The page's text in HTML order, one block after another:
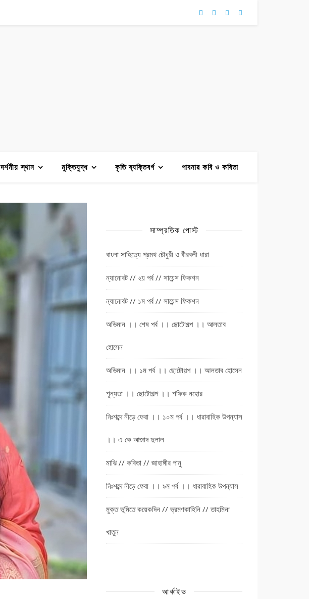
দর্শনীয় স্থান মুক্তিযুদ্ধ কৃতি ব্যক্তিবর্গ পাবনার কবি ও কবিতা
সাম্প্রতিক পোস্ট
বাংলা সাহিত্যে প্রমথ চৌধুরী ও বীরবলী ধারা
ন্যানোবট // ২য় পর্ব // সায়েন্স ফিকশন
ন্যানোবট // ১ম পর্ব // সায়েন্স ফিকশন
অভিমান ।। শেষ পর্ব ।। ছোটোগল্প ।। আলতাব
হোসেন
অভিমান ।। ১ম পর্ব ।। ছোটোগল্প ।। আলতাব হোসেন
শূন্যতা ।। ছোটোগল্প ।। শফিক নহোর
নিঃশব্দে নীড়ে ফেরা ।। ১০ম পর্ব ।। ধারাবাহিক উপন্যাস
।। এ কে আজাদ দুলাল
মাঝি // কবিতা // জাহাঙ্গীর পানু
নিঃশব্দে নীড়ে ফেরা ।। ৯ম পর্ব ।। ধারাবাহিক উপন্যাস
মুক্ত ভূমিতে কয়েকদিন // ভ্রমণকাহিনি // তাহমিনা
খাতুন
আর্কাইভ